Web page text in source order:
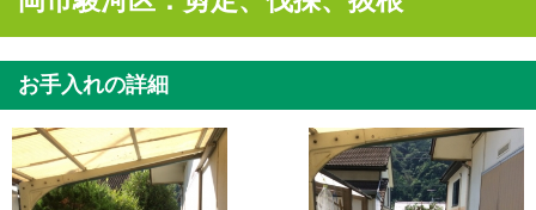
お手入れの詳細